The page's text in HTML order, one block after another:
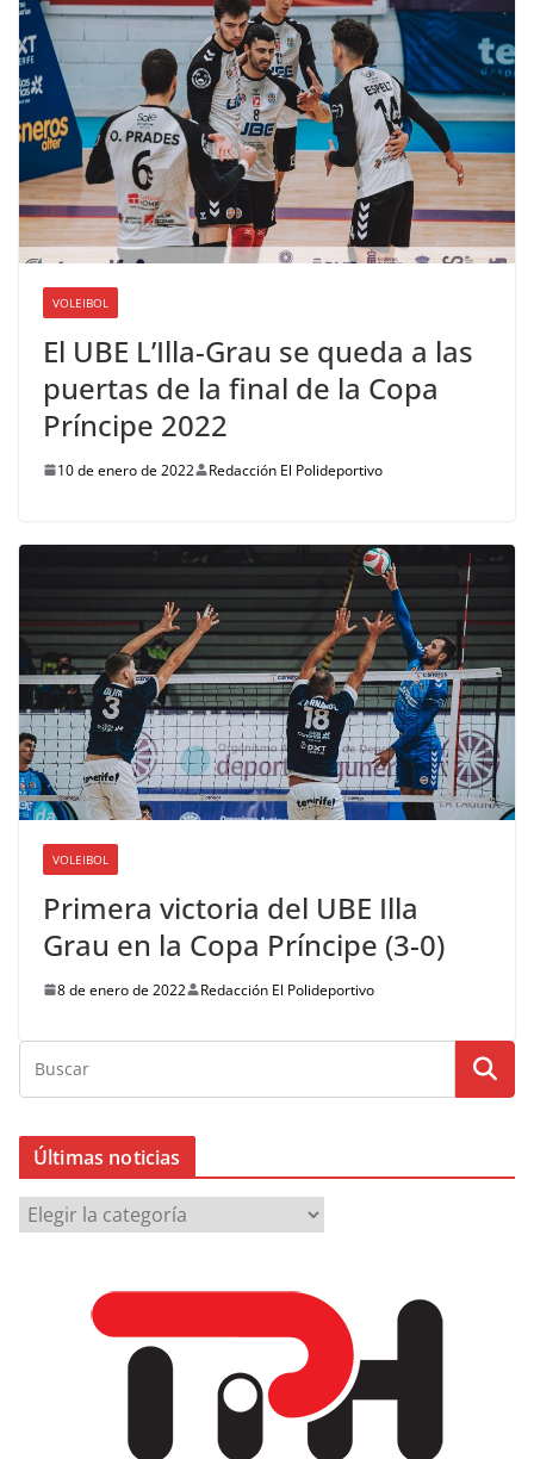
VOLEIBOL
El UBE L’Illa-Grau se queda a las
puertas de la final de la Copa
Príncipe 2022
10 de enero de 2022 Redacción El Polideportivo
VOLEIBOL
Primera victoria del UBE Illa
Grau en la Copa Príncipe (3-0)
8 de enero de 2022 Redacción El Polideportivo
Últimas noticias
Ú
l